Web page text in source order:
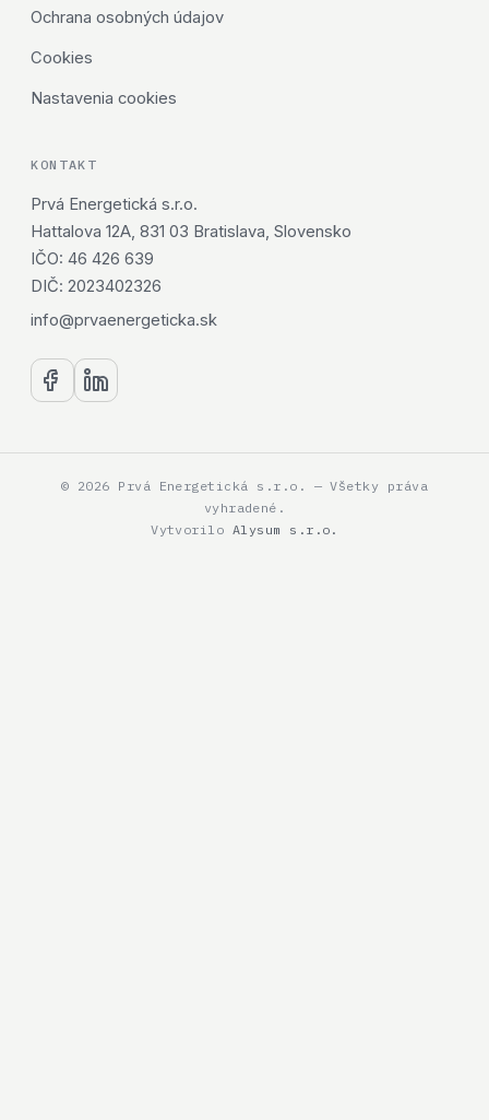
Ochrana osobných údajov
Cookies
Nastavenia cookies
KONTAKT
Prvá Energetická s.r.o.
Hattalova 12A, 831 03 Bratislava, Slovensko
IČO: 46 426 639
DIČ: 2023402326
info@prvaenergeticka.sk
© 2026 Prvá Energetická s.r.o. — Všetky práva
vyhradené.
Vytvorilo Alysum s.r.o.